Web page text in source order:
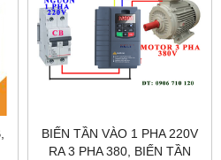
BIẾN TẦN VÀO 1 PHA 220V
RA 3 PHA 380, BIẾN TẦN